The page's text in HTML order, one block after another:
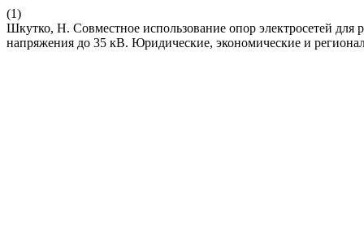
(1)
Шкутко, Н. Совместное использование опор электросетей
напряжения до 35 кВ. Юридические, экономические и